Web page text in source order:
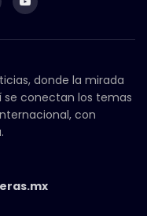
donde la mirada
conectan los temas
con